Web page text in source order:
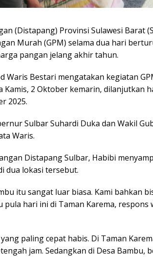
(Distapang) Provinsi Sulawesi Barat
Murah (GPM) selama dua hari
pangan jelang akhir tahun.
Waris Bestari mengatakan kegiatan
Kamis, 2 Oktober kemarin, dilanjutkan
2025.
Sulbar Suhardi Duka dan Wakil
Waris.
Distapang Sulbar, Habibi
dua lokasi tersebut.
itu sangat luar biasa. Kami bahkan
pula hari ini di Taman Karema, respons
paling cepat habis. Di Taman
jam. Sedangkan di Desa Bambu,